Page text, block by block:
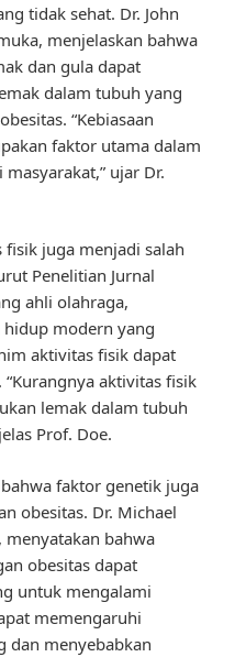
tidak sehat. Dr. John
menjelaskan bahwa
dan gula dapat
dalam tubuh yang
“Kebiasaan
faktor utama dalam
ujar Dr.
juga menjadi salah
Penelitian Jurnal
ahli olahraga,
modern yang
aktivitas fisik dapat
aktivitas fisik
lemak dalam tubuh
Prof. Doe.
faktor genetik juga
obesitas. Dr. Michael
bahwa
obesitas dapat
untuk mengalami
memengaruhi
dan menyebabkan